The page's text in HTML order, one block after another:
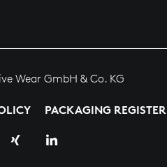
Wear GmbH & Co. KG
PACKAGING REGISTER